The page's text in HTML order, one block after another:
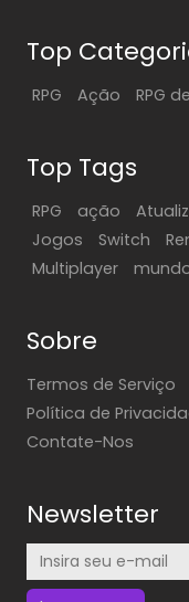
Top
RPG Ação RPG
Top Tags
RPG ação
Jogos
Switch
Multiplayer
Sobre
Termos de Serviço
Política de
Contate-Nos
Newsletter